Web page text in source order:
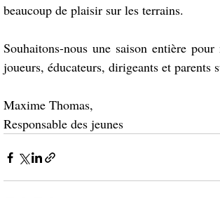
beaucoup de plaisir sur les terrains.
Souhaitons-nous une saison entière
joueurs, éducateurs, dirigeants et parents
Maxime Thomas,
Responsable des jeunes